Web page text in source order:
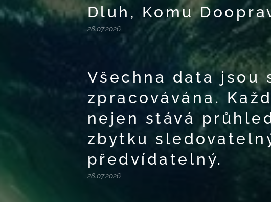
Dluh, Komu
28.07.2026
Všechna data jsou
zpracovávána.
nejen stává
zbytku
předvídatelný.
28.07.2026